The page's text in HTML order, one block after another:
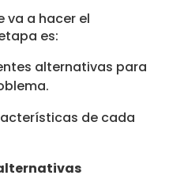
va a hacer el
es:
alternativas para
de cada